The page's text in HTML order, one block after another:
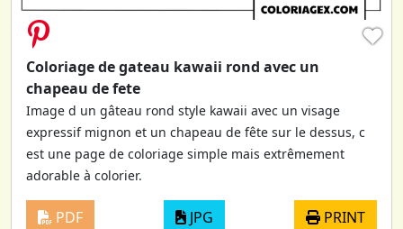
♥
Coloriage de gateau kawaii rond avec un
chapeau de fete
Image d un gâteau rond style kawaii avec un visage
expressif mignon et un chapeau de fête sur le dessus, c
est une page de coloriage simple mais extrêmement
adorable à colorier.
PDF JPG PRINT